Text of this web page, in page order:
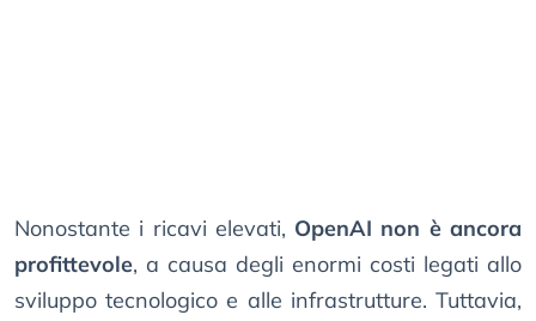
Nonostante i ricavi elevati, OpenAI non è ancora
profittevole, a causa degli enormi costi legati allo
sviluppo tecnologico e alle infrastrutture. Tuttavia,